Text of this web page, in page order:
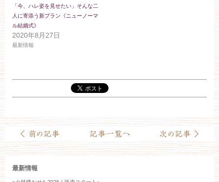
「今、ハレ姿を見せたい」そんな二
人に寄添う新プラン《ニューノーマ
ル結婚式》
2020年8月27日
最新情報
最新情報